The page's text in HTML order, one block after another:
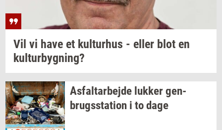
Vil vi have et kul­tur­hus - eller blot en
kul­tur­byg­ning?
As­fal­t­ar­bej­de luk­kergen­
brugs­sta­tion i to dage